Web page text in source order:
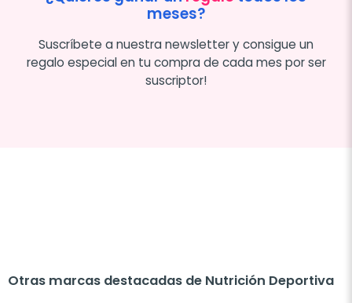
meses?
Suscríbete a nuestra newsletter y consigue un
regalo especial en tu compra de cada mes por ser
suscriptor!
Otras marcas destacadas de Nutrición Deportiva